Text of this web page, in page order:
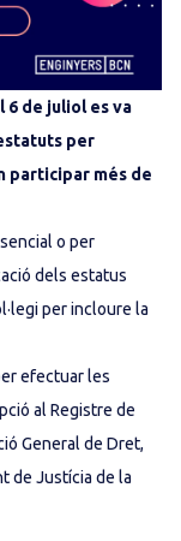
6 de juliol es va
per
participar més de
o per
dels estatus
per incloure la
efectuar les
al Registre de
General de Dret,
de Justícia de la